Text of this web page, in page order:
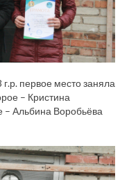
первое место заняла
– Кристина
– Альбина Воробьёва